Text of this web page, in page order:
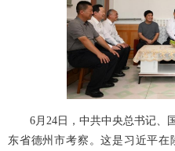
6月24日，中共中央总书记、
东省德州市考察。这是习近平